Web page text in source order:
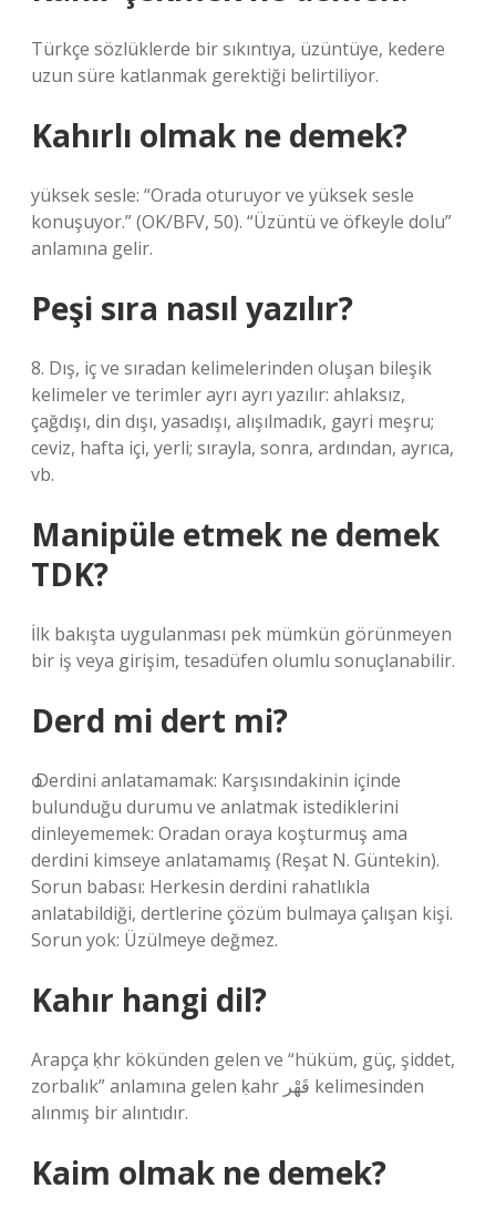
Türkçe sözlüklerde bir sıkıntıya, üzüntüye, kedere
uzun süre katlanmak gerektiği belirtiliyor.
Kahırlı olmak ne demek?
yüksek sesle: “Orada oturuyor ve yüksek sesle
konuşuyor.” (OK/BFV, 50). “Üzüntü ve öfkeyle dolu”
anlamına gelir.
Peşi sıra nasıl yazılır?
8. Dış, iç ve sıradan kelimelerinden oluşan bileşik
kelimeler ve terimler ayrı ayrı yazılır: ahlaksız,
çağdışı, din dışı, yasadışı, alışılmadık, gayri meşru;
ceviz, hafta içi, yerli; sırayla, sonra, ardından, ayrıca,
vb.
Manipüle etmek ne demek
TDK?
İlk bakışta uygulanması pek mümkün görünmeyen
bir iş veya girişim, tesadüfen olumlu sonuçlanabilir.
Derd mi dert mi?
ѻ Derdini anlatamamak: Karşısındakinin içinde
bulunduğu durumu ve anlatmak istediklerini
dinleyememek: Oradan oraya koşturmuş ama
derdini kimseye anlatamamış (Reşat N. Güntekin).
Sorun babası: Herkesin derdini rahatlıkla
anlatabildiği, dertlerine çözüm bulmaya çalışan kişi.
Sorun yok: Üzülmeye değmez.
Kahır hangi dil?
Arapça ḳhr kökünden gelen ve “hüküm, güç, şiddet,
zorbalık” anlamına gelen ḳahr قَهْر kelimesinden
alınmış bir alıntıdır.
Kaim olmak ne demek?